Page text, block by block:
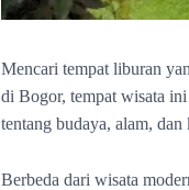
Mencari tempat liburan
di Bogor, tempat wisata
tentang budaya, alam,
Berbeda dari wisata